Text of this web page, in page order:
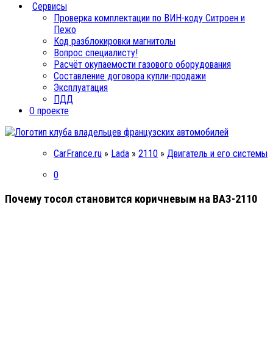
Сервисы
Проверка комплектации по ВИН-коду Ситроен и
Пежо
Код разблокировки магнитолы
Вопрос специалисту!
Расчёт окупаемости газового оборудования
Составление договора купли-продажи
Эксплуатация
ПДД
О проекте
CarFrance.ru » Lada » 2110 » Двигатель и его системы
0
Почему тосол становится коричневым на ВАЗ-2110